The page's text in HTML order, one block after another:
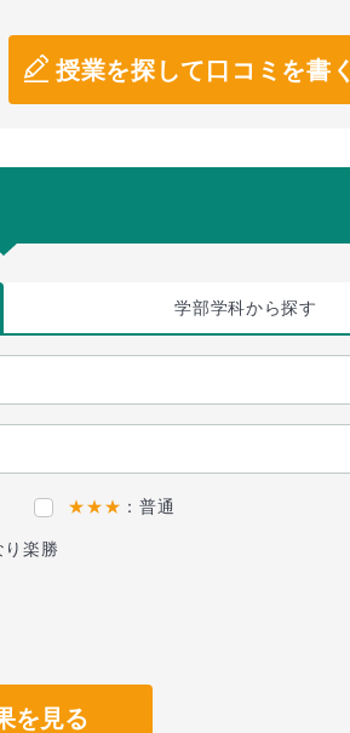
授業を探して口コミを書く
学部学科から探す
★★★ ：普通
り楽勝
を見る